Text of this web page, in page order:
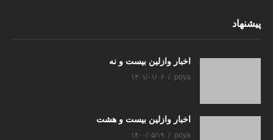
پیشنهاد
اخبار وازلین بیست و نه
poya ۱۴۰۱/۰۱/۰۶
اخبار وازلین بیست و هشت
poya ۱۴۰۰/۰۵/۱۹